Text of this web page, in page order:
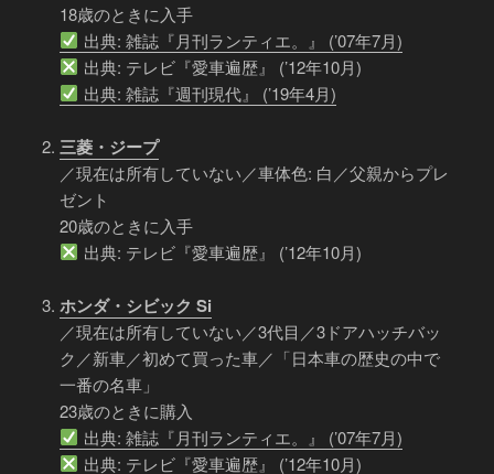
18歳のときに入手
出典: 雑誌『月刊ランティエ。』 (’07年7月)
出典: テレビ『愛車遍歴』 (’12年10月)
出典: 雑誌『週刊現代』 (’19年4月)
三菱・ジープ
／現在は所有していない／車体色: 白／父親からプレ
ゼント
20歳のときに入手
出典: テレビ『愛車遍歴』 (’12年10月)
ホンダ・シビック Si
／現在は所有していない／3代目／3ドアハッチバッ
ク／新車／初めて買った車／「日本車の歴史の中で
一番の名車」
23歳のときに購入
出典: 雑誌『月刊ランティエ。』 (’07年7月)
出典: テレビ『愛車遍歴』 (’12年10月)